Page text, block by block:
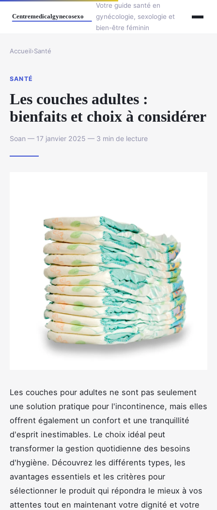
Votre guide santé en
gynécologie, sexologie et
bien-être féminin
Accueil›Santé
SANTÉ
Les couches adultes :
bienfaits et choix à considérer
Soan — 17 janvier 2025 — 3 min de lecture
Les couches pour adultes ne sont pas seulement
une solution pratique pour l'incontinence, mais elles
offrent également un confort et une tranquillité
d'esprit inestimables. Le choix idéal peut
transformer la gestion quotidienne des besoins
d'hygiène. Découvrez les différents types, les
avantages essentiels et les critères pour
sélectionner le produit qui répondra le mieux à vos
attentes tout en maintenant votre dignité et votre